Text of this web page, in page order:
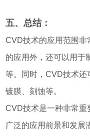
五、总结：
CVD技术的应用范围非
的应用外，还可以用于
等。同时，CVD技术还
镀膜、刻蚀等。
CVD技术是一种非常重
广泛的应用前景和发展